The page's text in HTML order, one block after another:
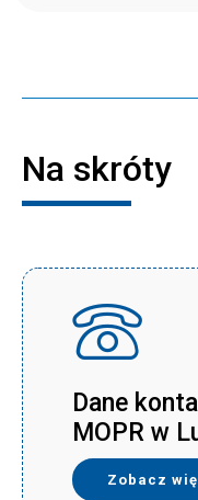
Na skróty
Dane
MOPR w
Zobacz